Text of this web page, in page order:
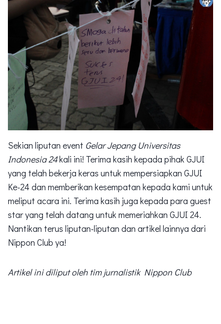
Sekian liputan event Gelar Jepang Universitas
Indonesia 24kali ini! Terima kasih kepada pihak GJUI
yang telah bekerja keras untuk mempersiapkan GJUI
Ke-24 dan memberikan kesempatan kepada kami untuk
meliput acara ini. Terima kasih juga kepada para guest
star yang telah datang untuk memeriahkan GJUI 24.
Nantikan terus liputan-liputan dan artikel lainnya dari
Nippon Club ya!
Artikel ini diliput oleh tim jurnalistik Nippon Club